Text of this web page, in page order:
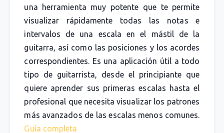
una herramienta muy potente que te permite
visualizar rápidamente todas las notas e
intervalos de una escala en el mástil de la
guitarra, así como las posiciones y los acordes
correspondientes. Es una aplicación útil a todo
tipo de guitarrista, desde el principiante que
quiere aprender sus primeras escalas hasta el
profesional que necesita visualizar los patrones
más avanzados de las escalas menos comunes.
Guía completa